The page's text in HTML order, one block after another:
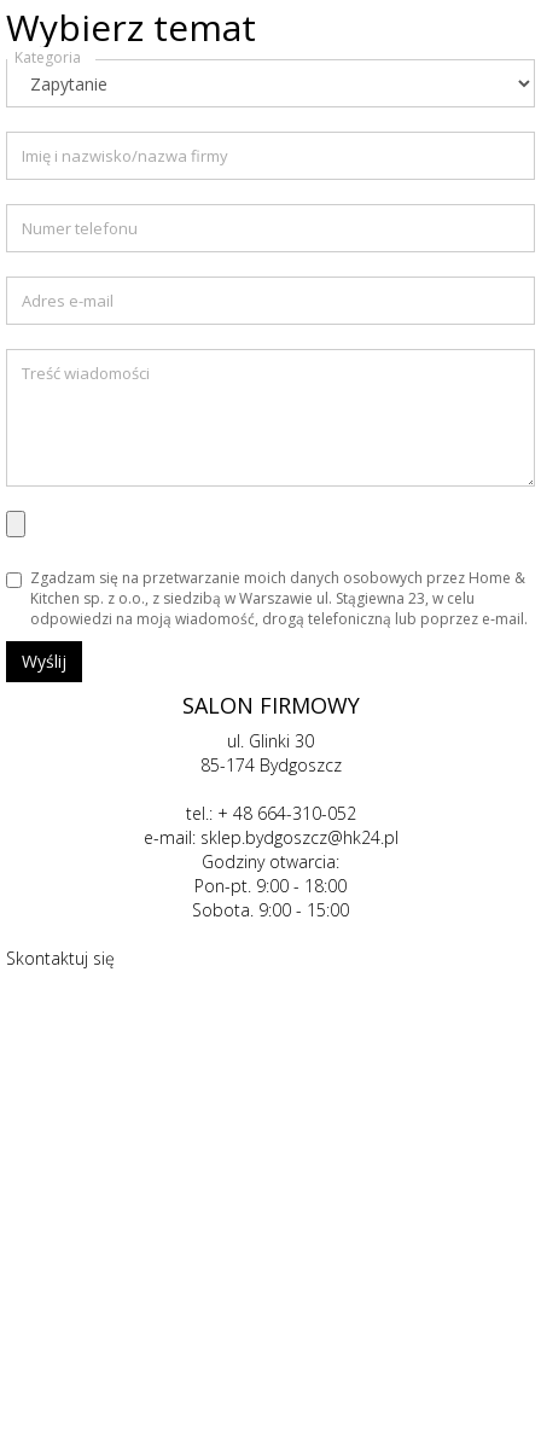
Wybierz temat
Kategoria
Imię i nazwisko/nazwa firmy
Numer telefonu
Adres e-mail
Treść wiadomości
Zgadzam się na przetwarzanie moich danych osobowych przez Home &
Kitchen sp. z o.o., z siedzibą w Warszawie ul. Stągiewna 23, w celu
odpowiedzi na moją wiadomość, drogą telefoniczną lub poprzez e‑mail.
Wyślij
SALON FIRMOWY
ul. Glinki 30
85-174 Bydgoszcz
tel.: + 48 664-310-052
e-mail: sklep.bydgoszcz@hk24.pl
Godziny otwarcia:
Pon-pt. 9:00 - 18:00
Sobota. 9:00 - 15:00
Skontaktuj się